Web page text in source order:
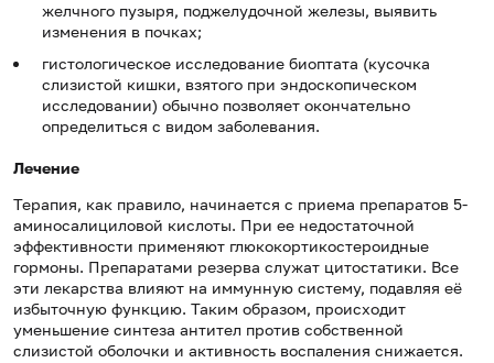
желчного пузыря, поджелудочной железы, выявить
изменения в почках;
гистологическое исследование биоптата (кусочка
слизистой кишки, взятого при эндоскопическом
исследовании) обычно позволяет окончательно
определиться с видом заболевания.
Лечение
Терапия, как правило, начинается с приема препаратов 5-
аминосалициловой кислоты. При ее недостаточной
эффективности применяют глюкокортикостероидные
гормоны. Препаратами резерва служат цитостатики. Все
эти лекарства влияют на иммунную систему, подавляя её
избыточную функцию. Таким образом, происходит
уменьшение синтеза антител против собственной
слизистой оболочки и активность воспаления снижается.